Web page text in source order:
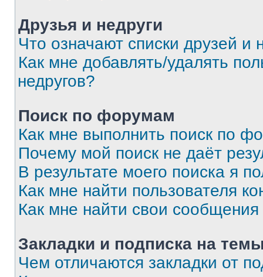
Друзья и недруги
Что означают списки друзей и
Как мне добавлять/удалять
недругов?
Поиск по форумам
Как мне выполнить поиск по
Почему мой поиск не даёт
В результате моего поиска я
Как мне найти пользователя
Как мне найти свои
Закладки и подписка на
Чем отличаются закладки от